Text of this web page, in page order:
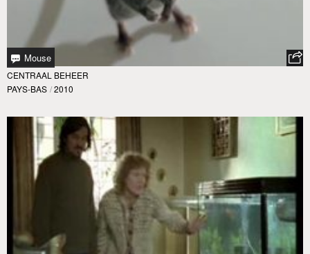
Mouse
CENTRAAL BEHEER
PAYS-BAS / 2010